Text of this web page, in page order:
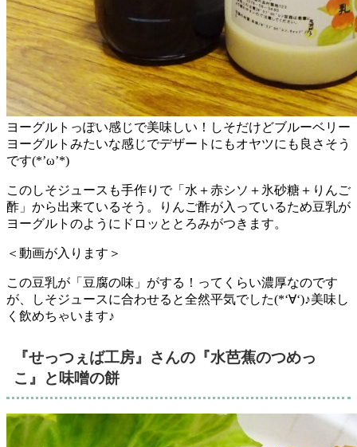
ヨーグルトっぽい感じで美味しい！しそだけどブルーベリー
ヨーグルトみたいな感じでデザートにもオヤツにも良さそう
です(*’ω’*)
このしそジュースも手作りで「水＋赤シソ＋氷砂糖＋りんご
酢」から出来ているそう。りんご酢が入っているため豆乳が
ヨーグルトのようにドロッととろみがつきます。
＜動画が入ります＞
この豆乳が「豆腐の味」がする！ってくらい濃厚なのです
が、しそジュースに合わせると全然平気でした(*‘∀‘)♪美味し
く飲めちゃいます♪
『せっつぇば工房』さんの『水芭蕉のつめっ
こ』と味噌の餅